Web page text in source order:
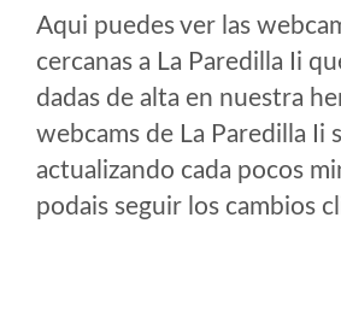
Aqui puedes ver las
cercanas a La Paredilla Ii
dadas de alta en nuestra
webcams de La Paredilla Ii
actualizando cada pocos
podais seguir los cambios